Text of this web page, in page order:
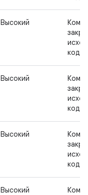
Высокий
Высокий
Высокий
Высокий